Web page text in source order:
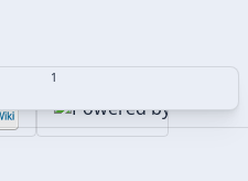
этой страницей